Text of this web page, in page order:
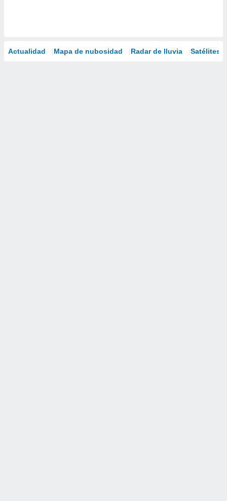
Actualidad Mapa de nubosidad Radar de lluvia Satélites